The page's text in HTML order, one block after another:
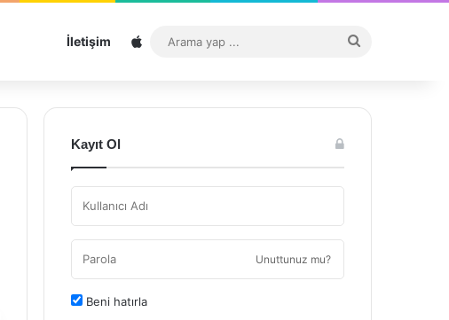
İletişim Sitemap
...
Kayıt Ol
Unuttunuz mu?
Beni hatırla